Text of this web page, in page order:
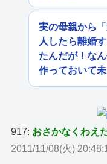
実の母親から
人したら離婚
たんだが！な
作っておいて
917: おさかなくわえ
2011/11/08(火)